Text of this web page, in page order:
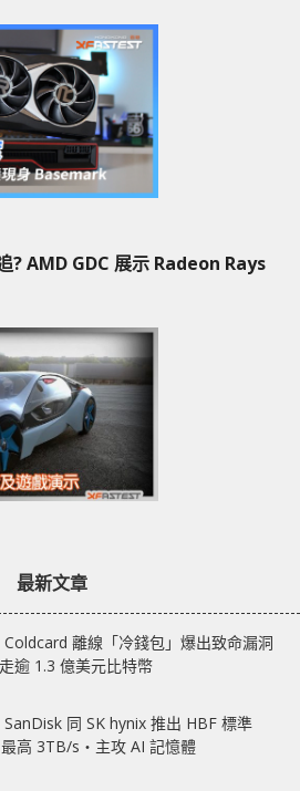
? AMD GDC 展示 Radeon Rays
最新文章
Coldcard 離線「冷錢包」爆出致命漏洞
逾 1.3 億美元比特幣
SanDisk 同 SK hynix 推出 HBF 標準
高 3TB/s‧主攻 AI 記憶體